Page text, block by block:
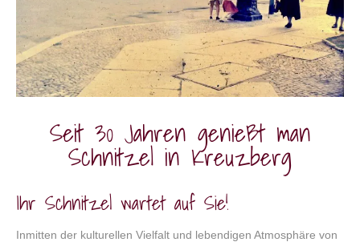
Seit 30 Jahren genießt man
Schnitzel in Kreuzberg
Ihr Schnitzel wartet auf Sie!
Inmitten der kulturellen Vielfalt und lebendigen Atmosphäre von